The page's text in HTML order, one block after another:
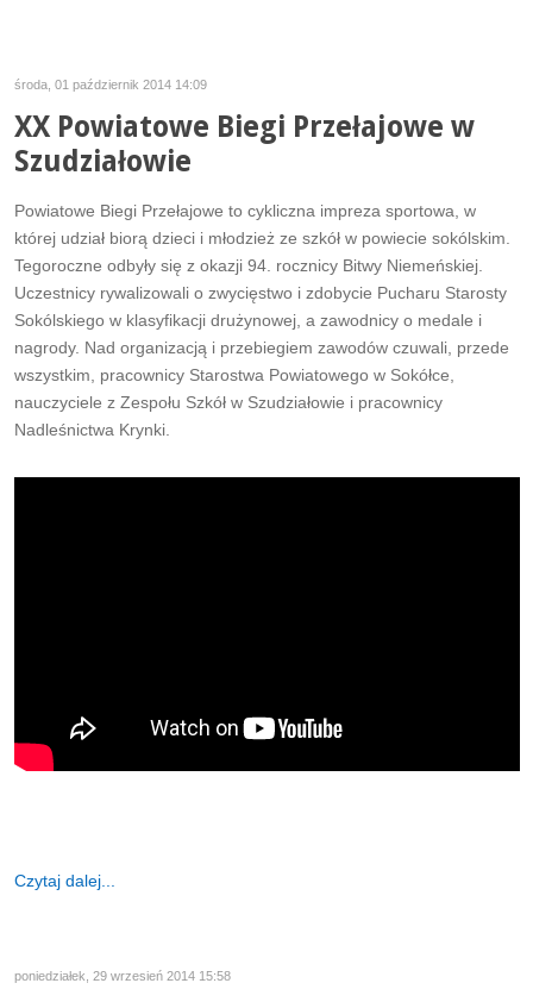
środa, 01 październik 2014 14:09
XX Powiatowe Biegi Przełajowe w
Szudziałowie
Powiatowe Biegi Przełajowe to cykliczna impreza sportowa, w
której udział biorą dzieci i młodzież ze szkół w powiecie sokólskim.
Tegoroczne odbyły się z okazji 94. rocznicy Bitwy Niemeńskiej.
Uczestnicy rywalizowali o zwycięstwo i zdobycie Pucharu Starosty
Sokólskiego w klasyfikacji drużynowej, a zawodnicy o medale i
nagrody. Nad organizacją i przebiegiem zawodów czuwali, przede
wszystkim, pracownicy Starostwa Powiatowego w Sokółce,
nauczyciele z Zespołu Szkół w Szudziałowie i pracownicy
Nadleśnictwa Krynki.
Czytaj dalej...
poniedziałek, 29 wrzesień 2014 15:58